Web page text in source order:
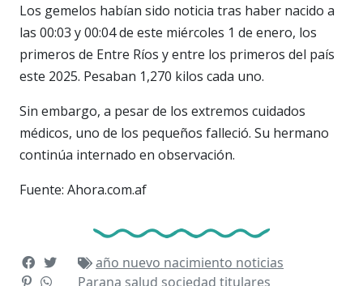
Los gemelos habían sido noticia tras haber nacido a
las 00:03 y 00:04 de este miércoles 1 de enero, los
primeros de Entre Ríos y entre los primeros del país
este 2025. Pesaban 1,270 kilos cada uno.
Sin embargo, a pesar de los extremos cuidados
médicos, uno de los pequeños falleció. Su hermano
continúa internado en observación.
Fuente: Ahora.com.af
año nuevo nacimiento noticias
Parana salud sociedadtitulares